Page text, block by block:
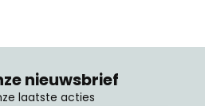
nieuwsbrief
laatste acties